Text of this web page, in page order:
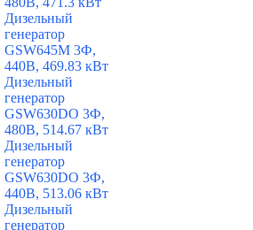
Дизельный
генератор
GSW645M 3Ф,
440В, 469.83 кВт
Дизельный
генератор
GSW630DO 3Ф,
480В, 514.67 кВт
Дизельный
генератор
GSW630DO 3Ф,
440В, 513.06 кВт
Дизельный
генератор